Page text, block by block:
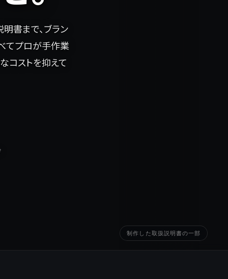
書まで、ブラン
てプロが手作業
コストを抑えて
制作した取扱説明書の一部